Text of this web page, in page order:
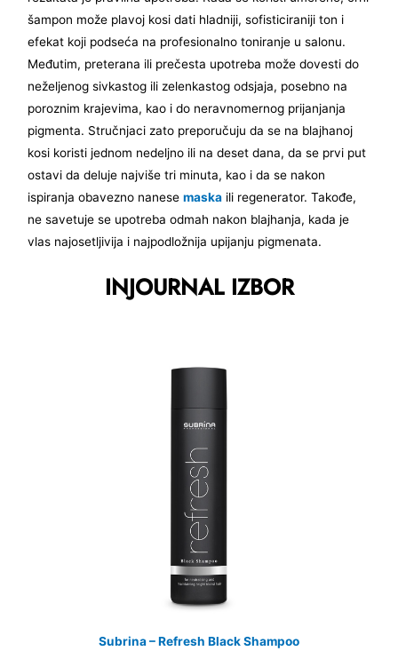
šampon može plavoj kosi dati hladniji, sofisticiraniji ton i
efekat koji podseća na profesionalno toniranje u salonu.
Međutim, preterana ili prečesta upotreba može dovesti do
neželjenog sivkastog ili zelenkastog odsjaja, posebno na
poroznim krajevima, kao i do neravnomernog prijanjanja
pigmenta. Stručnjaci zato preporučuju da se na blajhanoj
kosi koristi jednom nedeljno ili na deset dana, da se prvi put
ostavi da deluje najviše tri minuta, kao i da se nakon
ispiranja obavezno nanesemaska ili regenerator. Takođe,
ne savetuje se upotreba odmah nakon blajhanja, kada je
vlas najosetljivija i najpodložnija upijanju pigmenata.
INJOURNAL IZBOR
Subrina – Refresh Black Shampoo